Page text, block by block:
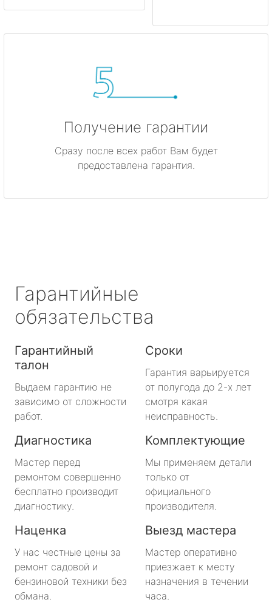
Получение гарантии
Сразу после всех работ Вам будет
предоставлена гарантия.
Гарантийные
обязательства
Гарантийный
талон
Выдаем гарантию не
зависимо от сложности
работ.
Сроки
Гарантия варьируется
от полугода до 2-х лет
смотря какая
неисправность.
Диагностика
Мастер перед
ремонтом совершенно
бесплатно производит
диагностику.
Комплектующие
Мы применяем детали
только от
официального
производителя.
Наценка
У нас честные цены за
ремонт садовой и
бензиновой техники без
обмана.
Выезд мастера
Мастер оперативно
приезжает к месту
назначения в течении
часа.